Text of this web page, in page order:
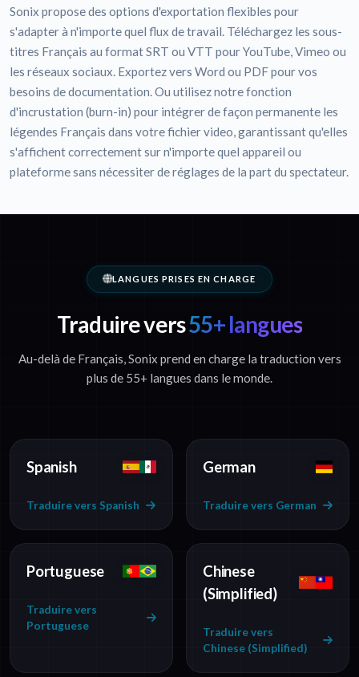
Sonix propose des options d'exportation flexibles pour
s'adapter à n'importe quel flux de travail. Téléchargez les sous-
titres Français au format SRT ou VTT pour YouTube, Vimeo ou
les réseaux sociaux. Exportez vers Word ou PDF pour vos
besoins de documentation. Ou utilisez notre fonction
d'incrustation (burn-in) pour intégrer de façon permanente les
légendes Français dans votre fichier video, garantissant qu'elles
s'affichent correctement sur n'importe quel appareil ou
plateforme sans nécessiter de réglages de la part du spectateur.
LANGUES PRISES EN CHARGE
Traduire vers55+ langues
Au-delà de Français, Sonix prend en charge la traduction vers
plus de 55+ langues dans le monde.
Spanish
Traduire vers Spanish
German
Traduire vers German
Portuguese
Traduire vers
Portuguese
Chinese
(Simplified)
Traduire vers
Chinese (Simplified)